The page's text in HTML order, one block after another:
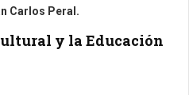
Carlos Peral.
y la Educación